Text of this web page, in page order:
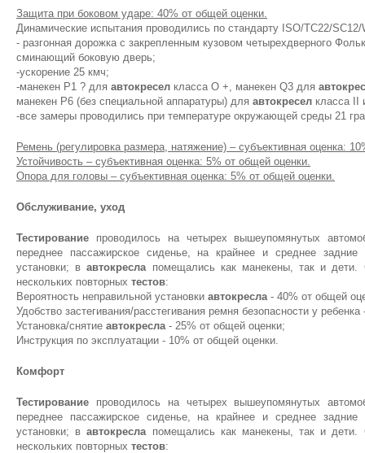
Защита при боковом ударе: 40% от общей оценки.
Динамические испытания проводились по стандарту ISO/TC22/SC12/
- разгонная дорожка с закрепленным кузовом четырехдверного
сминающий боковую дверь;
-ускорение 25 кмч;
-манекен P1 ? для автокресел класса O +, манекен Q3 для
манекен P6 (без специальной аппаратуры) для автокресел класса II
-все замеры проводились при температуре окружающей среды 21
Ремень (регулировка размера, натяжение) – субъективная оценка:
Устойчивость – субъективная оценка: 5% от общей оценки.
Опора для головы – субъективная оценка: 5% от общей оценки.
Обслуживание, уход
Тестирование проводилось на четырех вышеупомянутых
переднее пассажирское сиденье, на крайнее и среднее
установки; вавтокреслапомещались как манекены, так и дети.
нескольких повторных тестов:
Вероятность неправильной установки автокресла- 40% от общей
Удобство застегивания/расстегивания ремня безопасности у
Установка/снятие автокресла- 25% от общей оценки;
Инструкция по эксплуатации - 10% от общей оценки.
Комфорт
Тестирование проводилось на четырех вышеупомянутых
переднее пассажирское сиденье, на крайнее и среднее
установки; вавтокреслапомещались как манекены, так и дети.
нескольких повторных тестов: